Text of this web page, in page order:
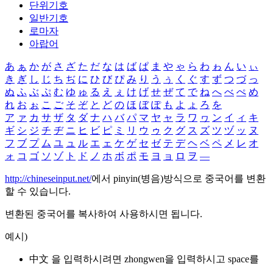
단위기호
일반기호
로마자
아랍어
あ ぁ か が さ ざ た だ な は ば ぱ ま や ゃ ら わ ゎ ん い ぃ
き ぎ し じ ち ぢ に ひ び ぴ み り う ぅ く ぐ す ず つ づ っ
ぬ ふ ぶ ぷ む ゆ ゅ る え ぇ け げ せ ぜ て で ね へ べ ぺ め
れ お ぉ こ ご そ ぞ と ど の ほ ぼ ぽ も よ ょ ろ を
ア ァ カ サ ザ タ ダ ナ ハ バ パ マ ヤ ャ ラ ワ ヮ ン イ ィ キ
ギ シ ジ チ ヂ ニ ヒ ビ ピ ミ リ ウ ゥ ク グ ス ズ ツ ヅ ッ ヌ
フ ブ プ ム ユ ュ ル エ ェ ケ ゲ セ ゼ テ デ ヘ ベ ペ メ レ オ
ォ コ ゴ ソ ゾ ト ド ノ ホ ボ ポ モ ヨ ョ ロ ヲ ―
http://chineseinput.net/에서 pinyin(병음)방식으로 중국어를 변환
할 수 있습니다.
변환된 중국어를 복사하여 사용하시면 됩니다.
예시)
中文 을 입력하시려면 zhongwen을 입력하시고 space를